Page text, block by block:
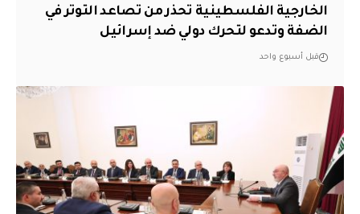
الخارجية الفلسطينية تحذر من تصاعد التوتر في
الضفة وتدعو لتحرك دولي ضد إسرائيل
قبل أسبوع واحد